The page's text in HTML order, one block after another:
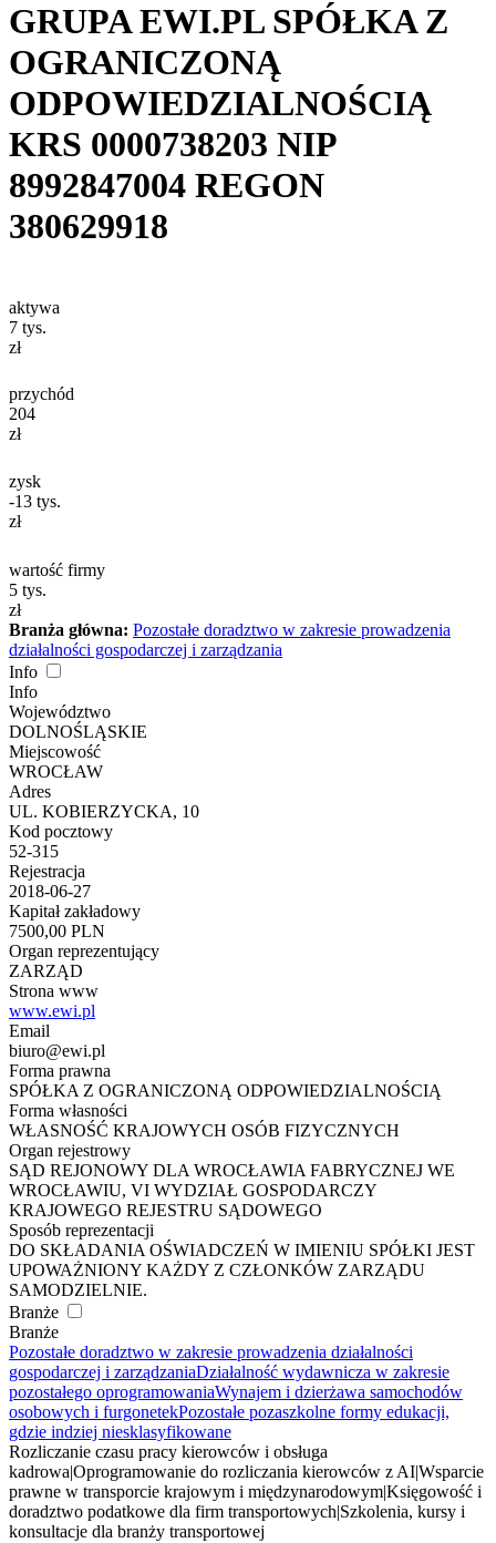
GRUPA EWI.PL SPÓŁKA Z
OGRANICZONĄ
ODPOWIEDZIALNOŚCIĄ
KRS 0000738203 NIP
8992847004 REGON
380629918
aktywa
7 tys.
zł
przychód
204
zł
zysk
-13 tys.
zł
wartość firmy
5 tys.
zł
Branża główna: Pozostałe doradztwo w zakresie prowadzenia
działalności gospodarczej i zarządzania
Info
Info
Województwo
DOLNOŚLĄSKIE
Miejscowość
WROCŁAW
Adres
UL. KOBIERZYCKA, 10
Kod pocztowy
52-315
Rejestracja
2018-06-27
Kapitał zakładowy
7500,00 PLN
Organ reprezentujący
ZARZĄD
Strona www
www.ewi.pl
Email
biuro@ewi.pl
Forma prawna
SPÓŁKA Z OGRANICZONĄ ODPOWIEDZIALNOŚCIĄ
Forma własności
WŁASNOŚĆ KRAJOWYCH OSÓB FIZYCZNYCH
Organ rejestrowy
SĄD REJONOWY DLA WROCŁAWIA FABRYCZNEJ WE
WROCŁAWIU, VI WYDZIAŁ GOSPODARCZY
KRAJOWEGO REJESTRU SĄDOWEGO
Sposób reprezentacji
DO SKŁADANIA OŚWIADCZEŃ W IMIENIU SPÓŁKI JEST
UPOWAŻNIONY KAŻDY Z CZŁONKÓW ZARZĄDU
SAMODZIELNIE.
Branże
Branże
Pozostałe doradztwo w zakresie prowadzenia działalności
gospodarczej i zarządzaniaDziałalność wydawnicza w zakresie
pozostałego oprogramowaniaWynajem i dzierżawa samochodów
osobowych i furgonetekPozostałe pozaszkolne formy edukacji,
gdzie indziej niesklasyfikowane
Rozliczanie czasu pracy kierowców i obsługa
kadrowaOprogramowanie do rozliczania kierowców z AIWsparcie
prawne w transporcie krajowym i międzynarodowymKsięgowość i
doradztwo podatkowe dla firm transportowych Szkolenia, kursy i
konsultacje dla branży transportowej